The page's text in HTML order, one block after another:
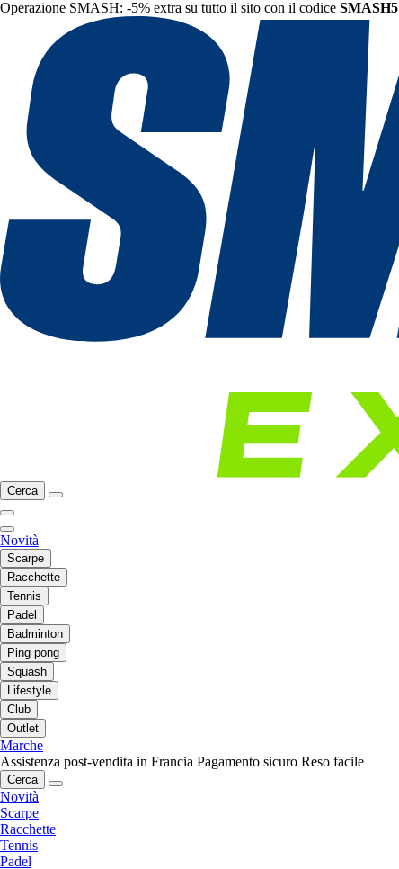
Operazione SMASH: -5% extra su tutto il sito con il codice SMASH5
Cerca
Novità
Scarpe
Racchette
Tennis
Padel
Badminton
Ping pong
Squash
Lifestyle
Club
Outlet
Marche
Assistenza post-vendita in Francia Pagamento sicuro Reso facile
Cerca
Novità
Scarpe
Racchette
Tennis
Padel